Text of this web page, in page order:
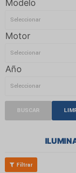
Modelo
Motor
Año
BUSCAR